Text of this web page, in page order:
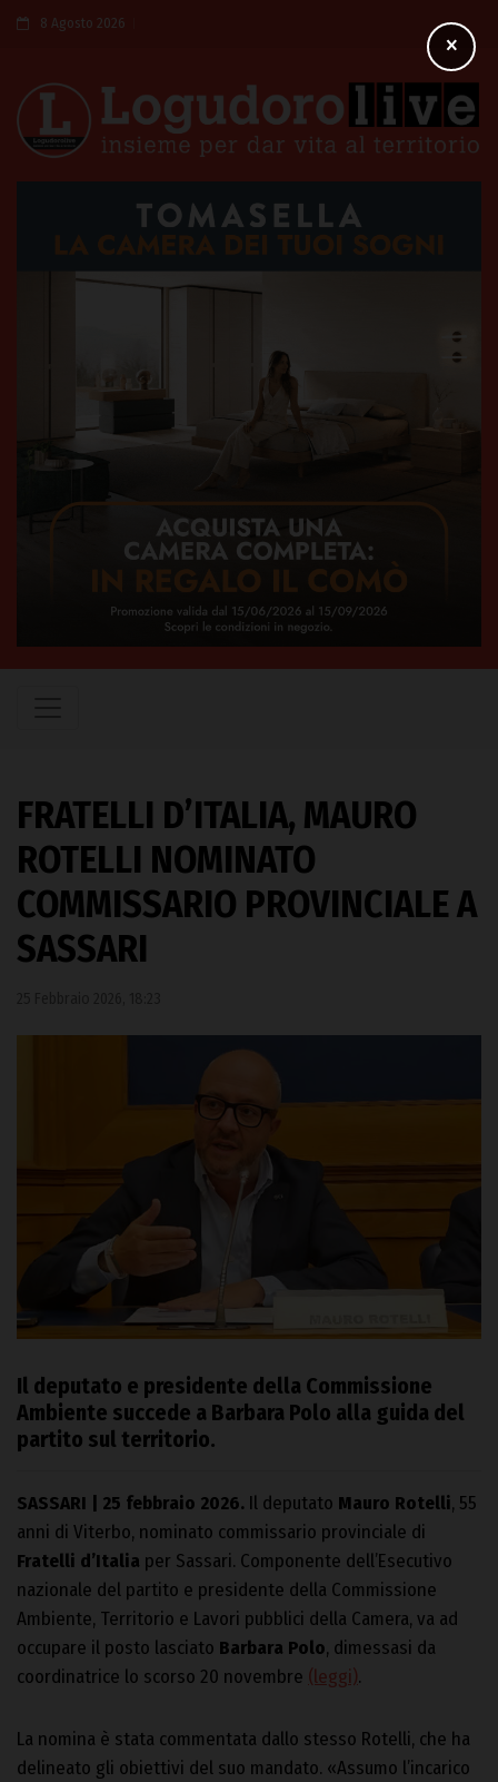
8 Agosto 2026
FRATELLI D’ITALIA, MAURO
ROTELLI NOMINATO
COMMISSARIO PROVINCIALE A
SASSARI
Il deputato e presidente della Commissione
Ambiente succede a Barbara Polo alla guida del
partito sul territorio.
SASSARI | 25 febbraio 2026. Il deputato Mauro Rotelli, 55
anni di Viterbo, nominato commissario provinciale di
Fratelli d’Italia per Sassari. Componente dell’Esecutivo
nazionale del partito e presidente della Commissione
Ambiente, Territorio e Lavori pubblici della Camera, va ad
occupare il posto lasciato Barbara Polo, dimessasi da
coordinatrice lo scorso 20 novembre (leggi).
La nomina è stata commentata dallo stesso Rotelli, che ha
delineato gli obiettivi del suo mandato. «Assumo l’incarico
×